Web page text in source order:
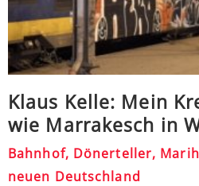
Klaus Kelle: Mein
wie Marrakesch in
Bahnhof, Dönerteller,
neuen Deutschland